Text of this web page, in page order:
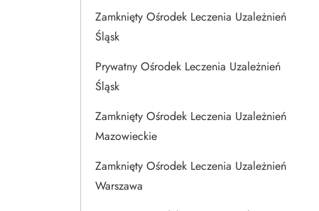
Zamknięty Ośrodek Leczenia Uzależnień
Śląsk
Prywatny Ośrodek Leczenia Uzależnień
Śląsk
Zamknięty Ośrodek Leczenia Uzależnień
Mazowieckie
Zamknięty Ośrodek Leczenia Uzależnień
Warszawa